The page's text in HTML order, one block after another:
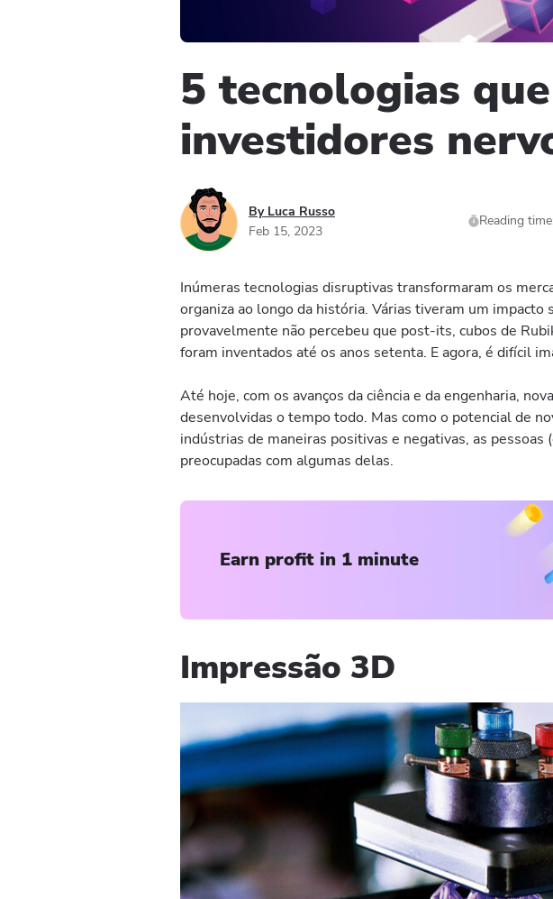
5 tecnologias
investidores
By Luca Russo
Feb 15, 2023
Reading
Inúmeras tecnologias disruptivas transformaram os
organiza ao longo da história. Várias tiveram um impacto
provavelmente não percebeu que post-its, cubos de
foram inventados até os anos setenta. E agora, é difícil
Até hoje, com os avanços da ciência e da engenharia,
desenvolvidas o tempo todo. Mas como o potencial de
indústrias de maneiras positivas e negativas, as
preocupadas com algumas delas.
Earn profit in 1 minute
Impressão 3D